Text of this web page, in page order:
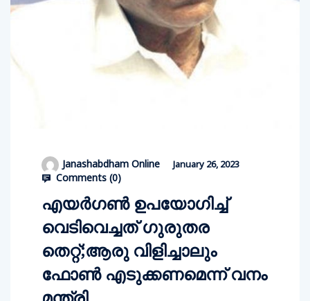
Janashabdham Online January 26, 2023
Comments (0)
എയർഗൺ ഉപയോഗിച്ച്
വെടിവെച്ചത് ഗുരുതര
തെറ്റ്;ആരു വിളിച്ചാലും
ഫോണ്‍ എടുക്കണമെന്ന് വനം